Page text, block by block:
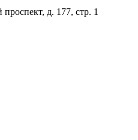
д. 177, стр. 1